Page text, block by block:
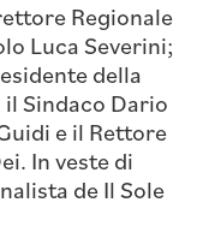
Regionale
Luca Severini;
della
il Sindaco Dario
e il Rettore
In veste di
de Il Sole